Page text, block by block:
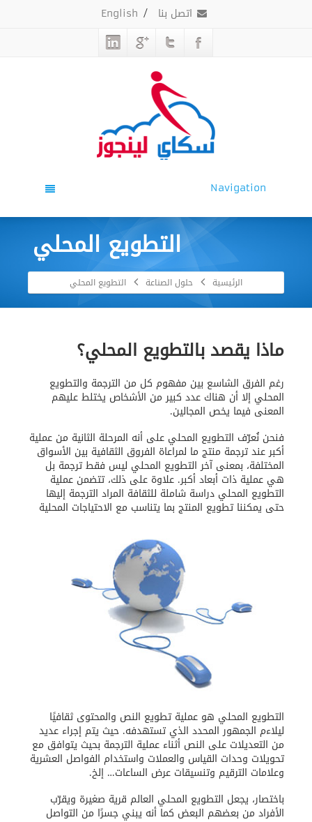
اتصل بنا /
English
Navigation
التطويع المحلي
الرئيسية حلول الصناعة التطويع المحلي
ماذا يقصد بالتطويع المحلي؟
رغم الفرق الشاسع بين مفهوم كل من الترجمة والتطويع
المحلي إلا أن هناك عدد كبير من الأشخاص يختلط عليهم
المعنى فيما يخص المجالين.
فنحن نُعرّف التطويع المحلي على أنه المرحلة الثانية من عملية
أكبر عند ترجمة منتج ما لمراعاة الفروق الثقافية بين الأسواق
المختلفة، بمعنى آخر التطويع المحلي ليس فقط ترجمة بل
هي عملية ذات أبعاد أكبر. علاوة على ذلك، تتضمن عملية
التطويع المحلي دراسة شاملة للثقافة المراد الترجمة إليها
حتى يمكننا تطويع المنتج بما يتناسب مع الاحتياجات المحلية
التطويع المحلي هو عملية تطويع النص والمحتوى ثقافيًا
ليلاءم الجمهور المحدد الذي تستهدفه. حيث يتم إجراء عديد
من التعديلات على النص أثناء عملية الترجمة بحيث يتوافق مع
تحويلات وحدات القياس والعملات واستخدام الفواصل العشرية
وعلامات الترقيم وتنسيقات عرض الساعات… إلخ.
باختصار، يجعل التطويع المحلي العالم قرية صغيرة ويقرّب
الأفراد من بعضهم البعض كما أنه يبني جسرًا من التواصل